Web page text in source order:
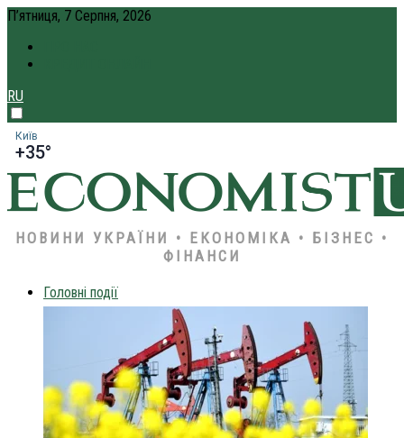
П’ятниця, 7 Серпня, 2026
RU
Київ
+35°
НОВИНИ УКРАЇНИ • ЕКОНОМІКА • БІЗНЕС •
ФІНАНСИ
Головні події